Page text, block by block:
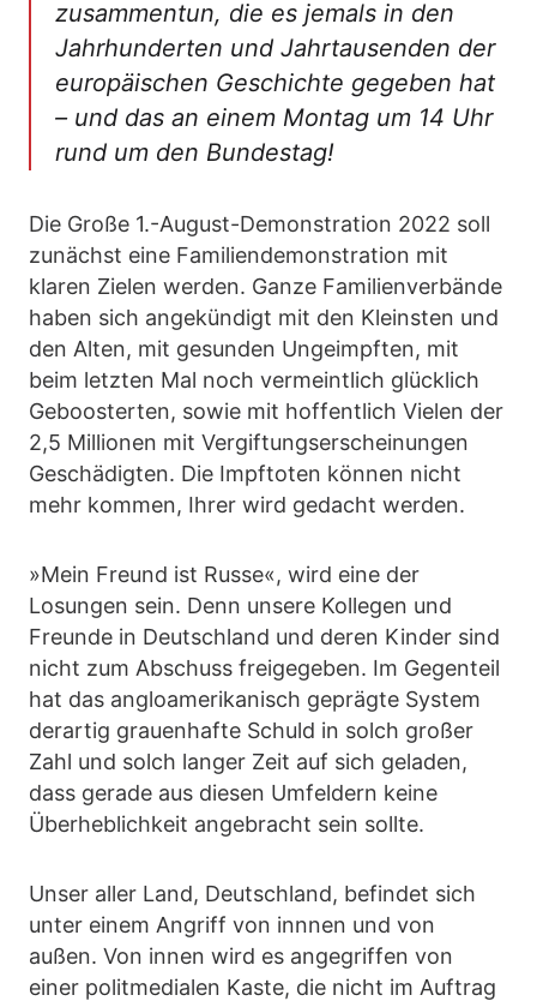
zusammentun, die es jemals in den
Jahrhunderten und Jahrtausenden der
europäischen Geschichte gegeben hat
– und das an einem Montag um 14 Uhr
rund um den Bundestag!
Die Große 1.-August-Demonstration 2022 soll
zunächst eine Familiendemonstration mit
klaren Zielen werden. Ganze Familienverbände
haben sich angekündigt mit den Kleinsten und
den Alten, mit gesunden Ungeimpften, mit
beim letzten Mal noch vermeintlich glücklich
Geboosterten, sowie mit hoffentlich Vielen der
2,5 Millionen mit Vergiftungserscheinungen
Geschädigten. Die Impftoten können nicht
mehr kommen, Ihrer wird gedacht werden.
»Mein Freund ist Russe«, wird eine der
Losungen sein. Denn unsere Kollegen und
Freunde in Deutschland und deren Kinder sind
nicht zum Abschuss freigegeben. Im Gegenteil
hat das angloamerikanisch geprägte System
derartig grauenhafte Schuld in solch großer
Zahl und solch langer Zeit auf sich geladen,
dass gerade aus diesen Umfeldern keine
Überheblichkeit angebracht sein sollte.
Unser aller Land, Deutschland, befindet sich
unter einem Angriff von innnen und von
außen. Von innen wird es angegriffen von
einer politmedialen Kaste, die nicht im Auftrag